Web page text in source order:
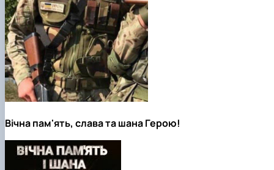
Вічна пам'ять, слава та шана Герою!